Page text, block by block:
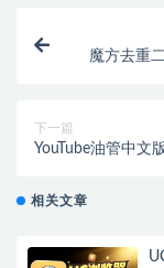
魔方去重
下一篇
YouTube油管中文
相关文章